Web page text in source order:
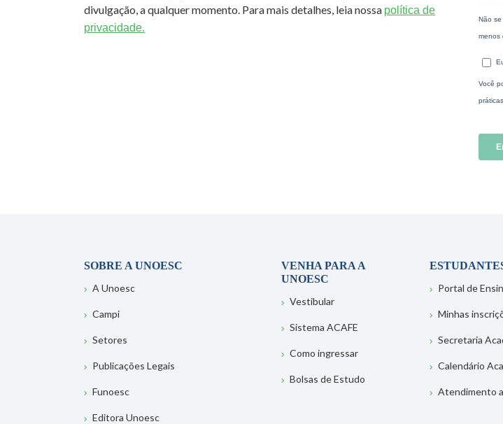
divulgação, a qualquer momento. Para mais detalhes, leia nossa política de
privacidade.
SOBRE A UNOESC
A Unoesc
Campi
Setores
Publicações Legais
Funoesc
Editora Unoesc
VENHA PARA A
UNOESC
Vestibular
Sistema ACAFE
Como ingressar
Bolsas de Estudo
Portal de
Minhas
Secretaria
Calendário
Atendimento